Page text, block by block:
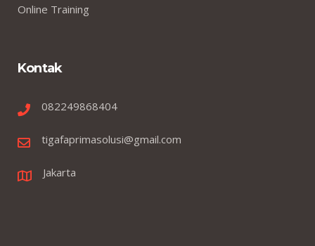
Online Training
Kontak
082249868404
tigafaprimasolusi@gmail.com
Jakarta